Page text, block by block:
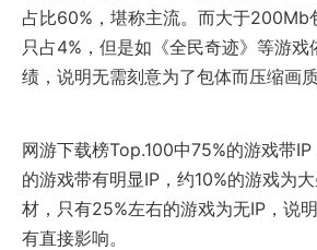
占比60%，堪称主流。而大于200Mb
只占4%，但是如《全民奇迹》等游戏
绩，说明无需刻意为了包体而压缩画质
网游下载榜Top.100中75%的游戏带
的游戏带有明显IP，约10%的游戏为
材，只有25%左右的游戏为无IP，说
有直接影响。